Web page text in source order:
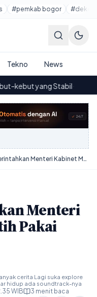
#pemkab bogor
Tekno News
Stabil· 23.46Wali Kota
Prabowo Perintahkan Menteri Kabinet Merah Putih Pakai Maung Pindad
Menteri
Pakai
cerita Lagi suka explore
hidup ada soundtrack-nya
WIB 3 menit baca